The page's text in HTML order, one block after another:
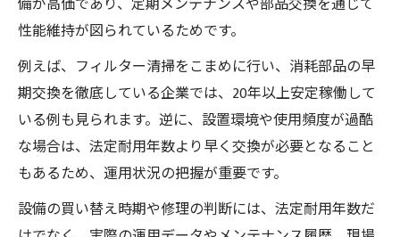
性能維持が図られているためです。
例えば、フィルター清掃をこまめに行い、消耗部品の早
期交換を徹底している企業では、20年以上安定稼働して
いる例も見られます。逆に、設置環境や使用頻度が過酷
な場合は、法定耐用年数より早く交換が必要となること
もあるため、運用状況の把握が重要です。
設備の買い替え時期や修理の判断には、法定耐用年数だ